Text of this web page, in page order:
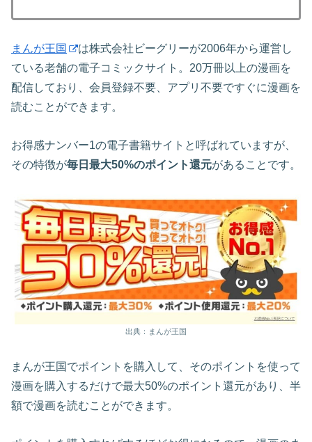
まんが王国
は株式会社ビーグリーが2006年から運営し
ている老舗の電子コミックサイト。20万冊以上の漫画を
配信しており、会員登録不要、アプリ不要ですぐに漫画を
読むことができます。
お得感ナンバー1の電子書籍サイトと呼ばれていますが、
その特徴が毎日最大50%のポイント還元があることです。
出典：まんが王国
まんが王国でポイントを購入して、そのポイントを使って
漫画を購入するだけで最大50%のポイント還元があり、半
額で漫画を読むことができます。